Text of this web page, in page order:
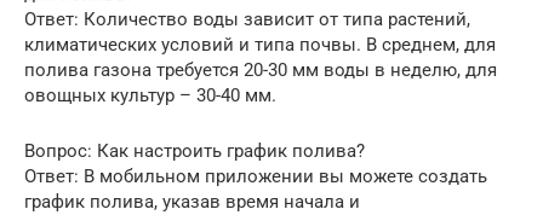
Ответ: Количество воды зависит от типа растений,
климатических условий и типа почвы. В среднем, для
полива газона требуется 20-30 мм воды в неделю, для
овощных культур – 30-40 мм.
Вопрос: Как настроить график полива?
Ответ: В мобильном приложении вы можете создать
график полива, указав время начала и